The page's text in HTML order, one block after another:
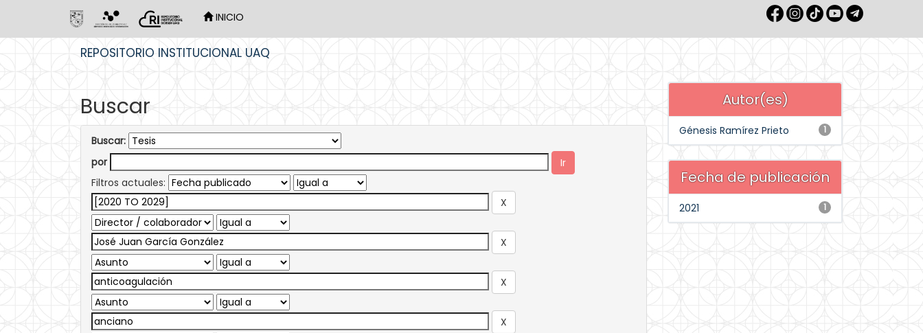
INICIO
REPOSITORIO INSTITUCIONAL UAQ
Buscar
Buscar:
por
Filtros actuales:
Autor(es)
1
Génesis Ramírez Prieto
Fecha de publicación
1
2021